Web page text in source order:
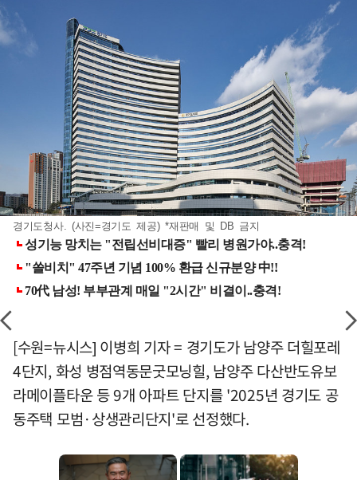
경기도청사. (사진=경기도 제공) *재판매 및 DB 금지
[수원=뉴시스] 이병희 기자 = 경기도가 남양주 더힐포레
4단지, 화성 병점역동문굿모닝힐, 남양주 다산반도유보
라메이플타운 등 9개 아파트 단지를 '2025년 경기도 공
동주택 모범·상생관리단지'로 선정했다.